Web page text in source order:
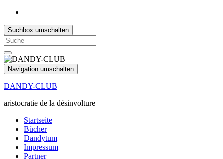
Suchbox umschalten
Search
for:
Navigation umschalten
DANDY-CLUB
aristocratie de la désinvolture
Startseite
Bücher
Dandytum
Impressum
Partner